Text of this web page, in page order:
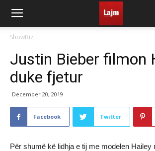
ShowBiz
Justin Bieber filmon
duke fjetur
December 20, 2019
Facebook Twitter
Për shumë kë lidhja e tij me modelen Hailey